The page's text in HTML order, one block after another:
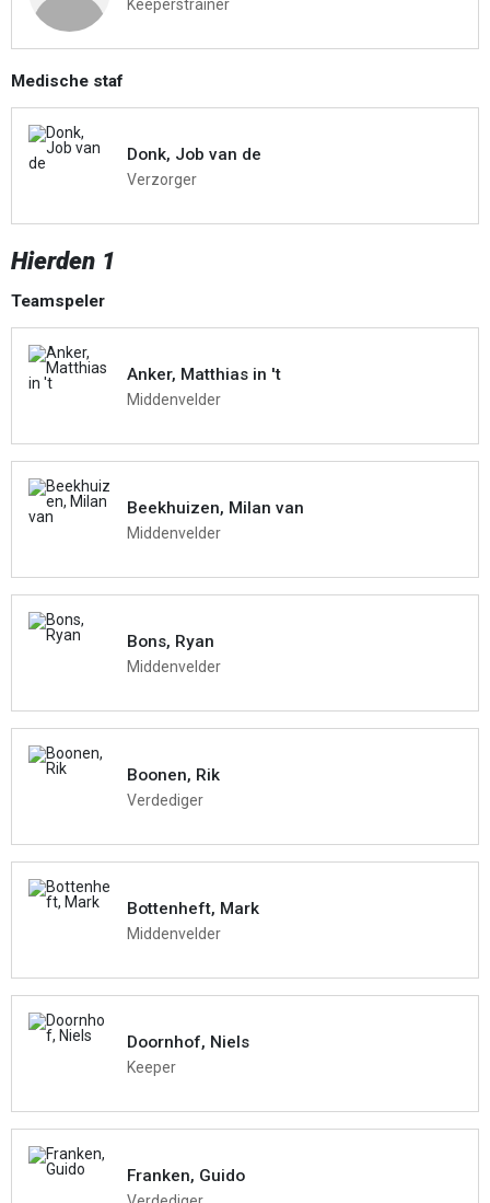
Keeperstrainer
Medische staf
Donk, Job van de
Verzorger
Hierden 1
Teamspeler
Anker, Matthias in 't
Middenvelder
Beekhuizen, Milan van
Middenvelder
Bons, Ryan
Middenvelder
Boonen, Rik
Verdediger
Bottenheft, Mark
Middenvelder
Doornhof, Niels
Keeper
Franken, Guido